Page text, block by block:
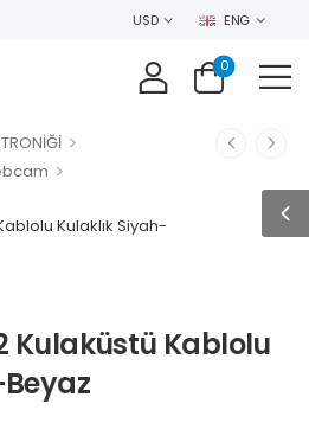
USD ENG
0
>
>
Kulaklık Siyah-
Kulaküstü Kablolu